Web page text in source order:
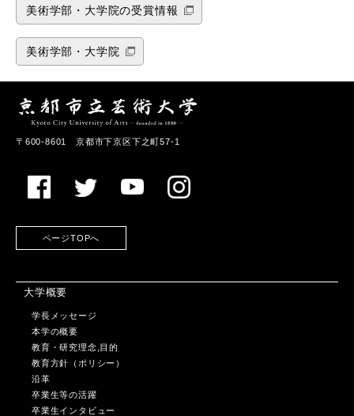
美術学部・大学院の受賞情報
美術学部・大学院
〒600-8601 京都市下京区下之町57-1
ページTOPへ
大学概要
学長メッセージ
本学の概要
教育・研究理念,目的
教育方針（ポリシー）
沿革
卒業生等の活躍
卒業生インタビュー